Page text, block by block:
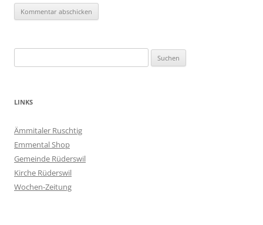
nach:
LINKS
Ämmitaler Ruschtig
Emmental Shop
Gemeinde Rüderswil
Kirche Rüderswil
Wochen-Zeitung